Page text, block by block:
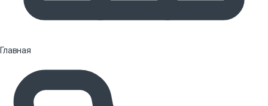
Главная